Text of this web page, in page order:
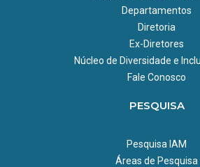
Departamentos
Diretoria
Ex-Diretores
Núcleo de Diversidade e
Fale Conosco
PESQUISA
Pesquisa IAM
Áreas de Pesquisa